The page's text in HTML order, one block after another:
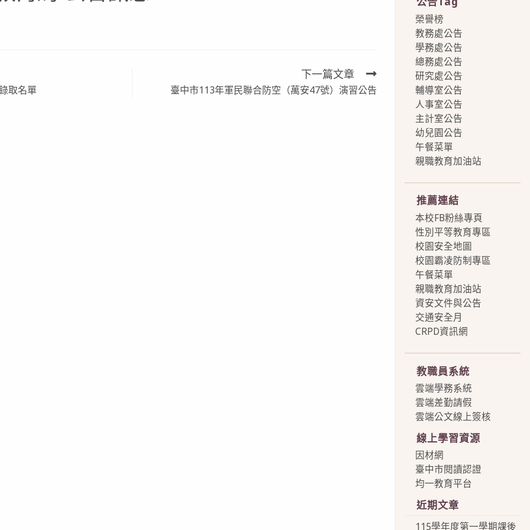
取名單
下一篇文章
臺中市113年軍民聯合防空（萬安47號）演習公告
榮譽榜
教務處公告
學務處公告
總務處公告
研究處公告
輔導室公告
人事室公告
主計室公告
幼兒園公告
午餐菜單
親職教育加油站
推薦連結
本校FB粉絲專頁
性別平等教育專區
校園安全地圖
校園霸凌防制專區
午餐菜單
親職教育加油站
資安文件與公告
交通安全月
CRPD資訊網
教職員系統
雲端學務系統
雲端差勤請假
雲端公文線上簽核
線上學習資源
因材網
臺中市閱讀認證
均一教育平台
近期文章
115學年度第一學期課後